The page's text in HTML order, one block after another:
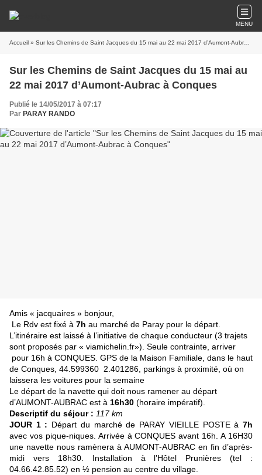
MENU
Accueil » Sur les Chemins de Saint Jacques du 15 mai au 22 mai 2017 d’Aumont-Aubrac à Conques
Sur les Chemins de Saint Jacques du 15 mai au
22 mai 2017 d’Aumont-Aubrac à Conques
Publié le 14/05/2017 à 07:17
Par PARAY RANDO
Amis « jacquaires » bonjour,
Le Rdv est fixé à 7h au marché de Paray pour le départ.
L’itinéraire est laissé à l’initiative de chaque conducteur (3 trajets
sont proposés par « viamichelin.fr»). Seule contrainte, arriver
pour 16h à CONQUES. GPS de la Maison Familiale, dans le haut
de Conques, 44.599360 2.401286, parkings à proximité, où on
laissera les voitures pour la semaine
Le départ de la navette qui doit nous ramener au départ
d’AUMONT-AUBRAC est à 16h30 (horaire impératif).
Descriptif du séjour: 117 km
JOUR 1 : Départ du marché de PARAY VIEILLE POSTE à7h
avec vos pique-niques. Arrivée à CONQUES avant 16h. A 16H30
une navette nous ramènera à AUMONT-AUBRAC en fin d’après-
midi vers 18h30. Installation à l’Hôtel Prunières (tel :
04.66.42.85.52) en ½ pension au centre du village.